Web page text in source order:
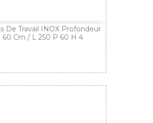
De Travail INOX Profondeur
60 Cm / L 250 P 60 H 4